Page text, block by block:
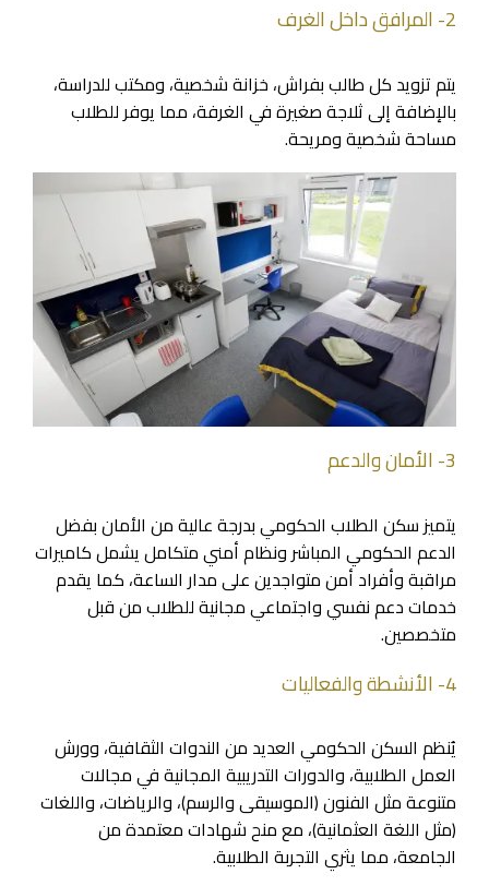
2- المرافق داخل الغرف
يتم تزويد كل طالب بفراش، خزانة شخصية، ومكتب للدراسة،
بالإضافة إلى ثلاجة صغيرة في الغرفة، مما يوفر للطلاب
مساحة شخصية ومريحة.
3- الأمان والدعم
يتميز سكن الطلاب الحكومي بدرجة عالية من الأمان بفضل
الدعم الحكومي المباشر ونظام أمني متكامل يشمل كاميرات
مراقبة وأفراد أمن متواجدين على مدار الساعة، كما يقدم
خدمات دعم نفسي واجتماعي مجانية للطلاب من قبل
متخصصين.
4- الأنشطة والفعاليات
يُنظم السكن الحكومي العديد من الندوات الثقافية، وورش
العمل الطلابية، والدورات التدريبية المجانية في مجالات
متنوعة مثل الفنون (الموسيقى والرسم)، والرياضات، واللغات
(مثل اللغة العثمانية)، مع منح شهادات معتمدة من
الجامعة، مما يثري التجربة الطلابية.